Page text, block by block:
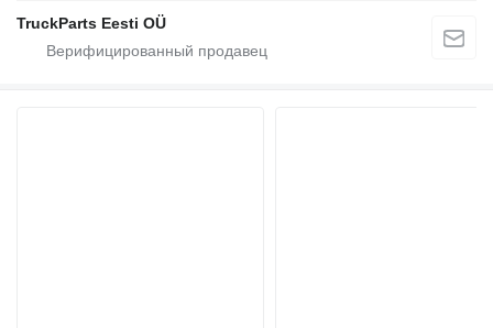
TruckParts Eesti OÜ